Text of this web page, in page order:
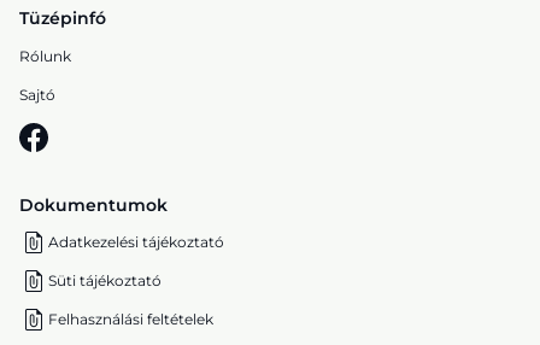
Tüzépinfó
Rólunk
Sajtó
Dokumentumok
Adatkezelési tájékoztató
Süti tájékoztató
Felhasználási feltételek